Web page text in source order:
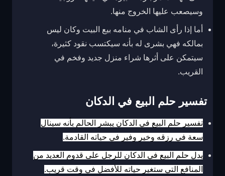
وسيصعب عليها الخروج منها.
أما إذا رأى الشاب في منامه بيع البيت وكان ليس
بمالكه فهي بشرى له بأنه سيكتسب نقود كثيرة،
سيتمكن على أثرها شراء منزل جديد وفخم في
القريب.
تفسير حلم البيع في الدكان
تفسير حلم البيع في الدكان يبشر الحالم بأنه سينال
سعة في رزقه وخير وفير في حياته القادمة.
يدل حلم البيع في الدكان للرجل على قدوم العديد من
المنافع التي ستغير حياته للأفضل في وقت قريب.